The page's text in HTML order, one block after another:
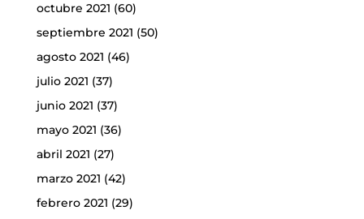
octubre 2021 (60)
septiembre 2021 (50)
agosto 2021 (46)
julio 2021 (37)
junio 2021 (37)
mayo 2021 (36)
abril 2021 (27)
marzo 2021 (42)
febrero 2021 (29)